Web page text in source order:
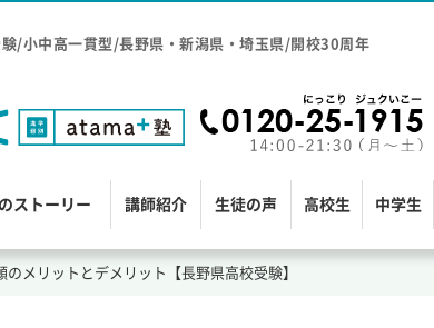
/小中高一貫型/長野県・新潟県・埼玉県/開校30周年
ストーリー 講師紹介 生徒の声 高校生 中学生
のメリットとデメリット【長野県高校受験】